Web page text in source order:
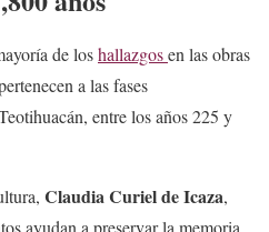
de loshallazgosen las obras
a las fases
entre los años 225 y
Claudia Curiel de Icaza,
ayudan a preservar la memoria